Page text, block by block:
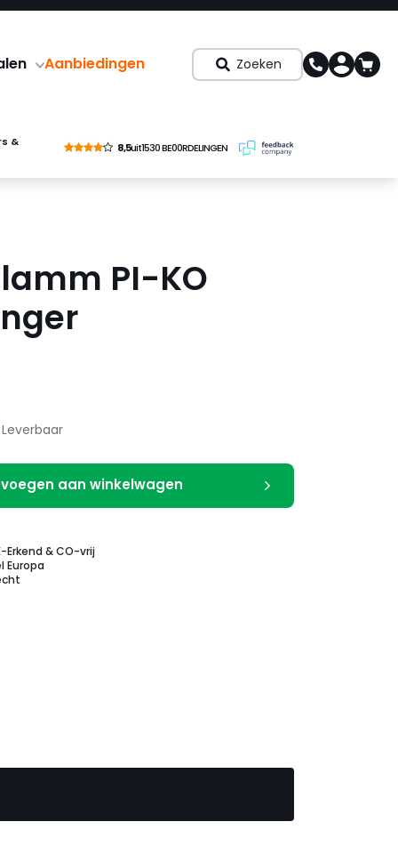
Aanbiedingen Zoeken
&
8,5uit1530 BE00RDELINGEN
PI-KO
Leverbaar
aan winkelwagen
Erkend & CO-vrij
Europa